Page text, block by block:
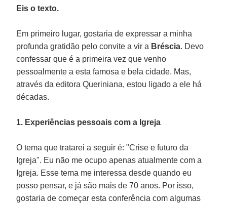
Eis o texto.
Em primeiro lugar, gostaria de expressar a minha
profunda gratidão pelo convite a vir a Bréscia. Devo
confessar que é a primeira vez que venho
pessoalmente a esta famosa e bela cidade. Mas,
através da editora Queriniana, estou ligado a ele há
décadas.
1. Experiências pessoais com a Igreja
O tema que tratarei a seguir é: "Crise e futuro da
Igreja". Eu não me ocupo apenas atualmente com a
Igreja. Esse tema me interessa desde quando eu
posso pensar, e já são mais de 70 anos. Por isso,
gostaria de começar esta conferência com algumas